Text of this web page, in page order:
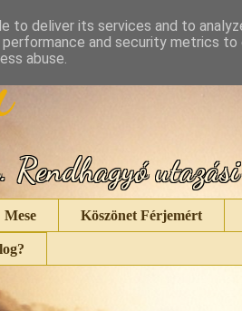
Mese Köszönet Férjemért
to deliver its services and to
and security metrics
abuse.